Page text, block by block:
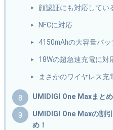
顔認証にも対応してい
NFCに対応
4150mAhの大容量バ
18Wの超急速充電に対
まさかのワイヤレス充
UMIDIGI One Maxまとめ
UMIDIGI One Maxの割
め！